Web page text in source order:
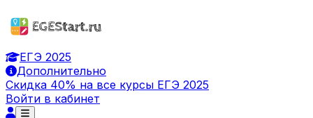
ЕГЭ 2025
Дополнительно
Скидка 40% на все курсы ЕГЭ 2025
Войти в кабинет